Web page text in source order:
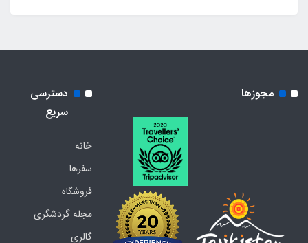
مجوزها
دسترسی
سریع
خانه
سفرها
فروشگاه
مجله گردشگری
گالری